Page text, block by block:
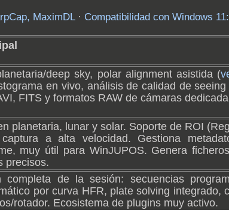
MaximDL· Compatibilidad con Windows
deep sky, polar alignment asistida (
en vivo, análisis de calidad de seeing
FITS y formatos RAW de cámaras
planetaria, lunar y solar. Soporte de ROI
a alta velocidad. Gestiona
muy útil para WinJUPOS. Genera
precisos.
completa de la sesión: secuencias
por curva HFR, plate solving integrado,
rotador. Ecosistema de plugins muy activo.